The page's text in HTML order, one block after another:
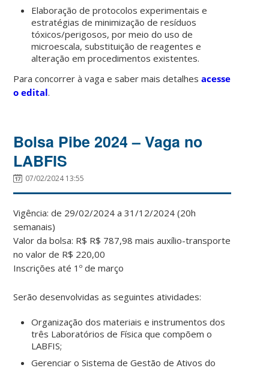
Elaboração de protocolos experimentais e
estratégias de minimização de resíduos
tóxicos/perigosos, por meio do uso de
microescala, substituição de reagentes e
alteração em procedimentos existentes.
Para concorrer à vaga e saber mais detalhesacesse
o edital.
Bolsa Pibe 2024 – Vaga no
LABFIS
07/02/2024 13:55
Vigência: de 29/02/2024 a 31/12/2024 (20h
semanais)
Valor da bolsa: R$ R$ 787,98 mais auxílio-transporte
no valor de R$ 220,00
Inscrições até 1º de março
Serão desenvolvidas as seguintes atividades:
Organização dos materiais e instrumentos dos
três Laboratórios de Física quecompõem o
LABFIS;
Gerenciar o Sistema de Gestão de Ativos do